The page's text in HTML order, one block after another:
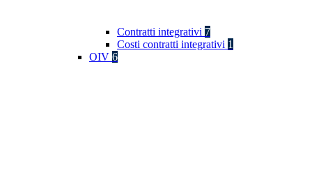
Contratti integrativi 7
Costi contratti integrativi 1
OIV 6